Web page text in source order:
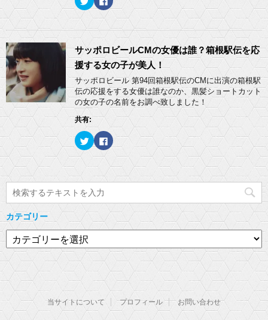
ウ
ィ
ン
ウ
で
き
ま
す
て
く
い
新
し
ウ
ン
ド
ウ
で
開
す
リ
ク
し
w
t
e
r
で
共
有
新
し
い
ウ
ィ
ン
で
き
)
a
c
b
k
で
共
有
す
る
に
は
ク
ク
し
て
く
い
ィ
ド
開
す
サッポロビールCMの女優は誰？箱根駅伝を応
援する女の子が美人！
サッポロビール 第94回箱根駅伝のCMに出演の箱根駅
伝の応援をする女優は誰なのか、黒髪ショートカット
の女の子の名前をお調べ致しました！
共有:
ク
リ
し
て
T
w
i
t
t
で
有
(
新
ウ
ィ
ド
ウ
F
a
b
o
共
有
に
ク
リ
し
く
だ
い
カテゴリー
テ
ゴ
リ
ー
当サイトについて プロフィール お問い合わせ